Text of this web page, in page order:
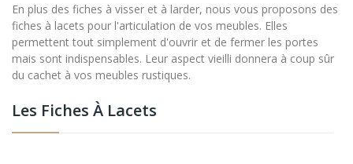
Les Fiches À Lacets
En plus des fiches à visser et à larder, nous vous proposons des
fiches à lacets pour l'articulation de vos meubles. Elles
permettent tout simplement d'ouvrir et de fermer les portes
mais sont indispensables. Leur aspect vieilli donnera à coup sûr
du cachet à vos meubles rustiques.